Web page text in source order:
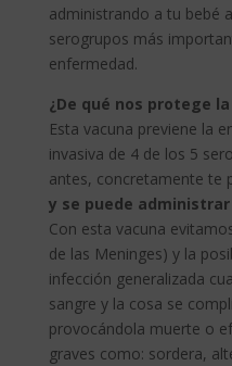
administrando a tu bebé
serogrupos más
enfermedad.
¿De qué nos protege
Esta vacuna previene la
invasiva de 4 de los 5
antes, concretamente te
y se puede
Con esta vacuna
de las Meninges) y la
infección generalizada
sangre y la cosa se
provocándola muerte o
graves como: sordera,